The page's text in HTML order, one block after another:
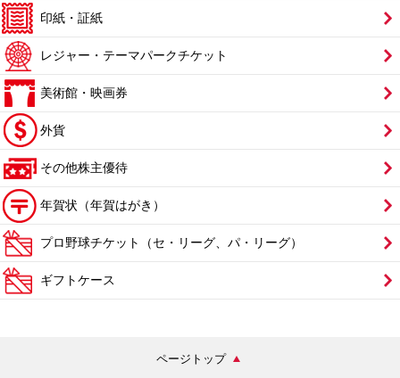
印紙・証紙
レジャー・テーマパークチケット
美術館・映画券
外貨
その他株主優待
年賀状（年賀はがき）
プロ野球チケット（セ・リーグ、パ・リーグ）
ギフトケース
ページトップ